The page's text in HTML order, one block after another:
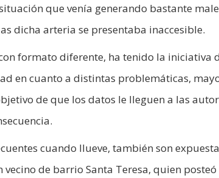
que venía generando bastante
dicha arteria se presentaba inaccesible.
formato diferente, ha tenido la iniciativa
en cuanto a distintas problemáticas,
de que los datos le lleguen a las
cuando llueve, también son
de barrio Santa Teresa, quien